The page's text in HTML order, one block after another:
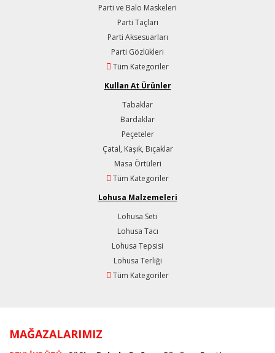
Parti ve Balo Maskeleri
Parti Taçları
Parti Aksesuarları
Parti Gözlükleri
Tüm Kategoriler
Kullan At Ürünler
Tabaklar
Bardaklar
Peçeteler
Çatal, Kaşık, Bıçaklar
Masa Örtüleri
Tüm Kategoriler
Lohusa Malzemeleri
Lohusa Seti
Lohusa Tacı
Lohusa Tepsisi
Lohusa Terliği
Tüm Kategoriler
MAĞAZALARIMIZ